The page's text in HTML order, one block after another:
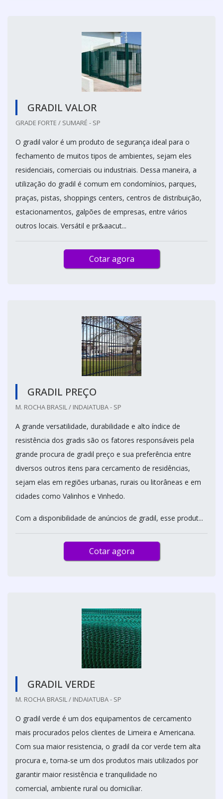
GRADIL VALOR
GRADE FORTE / SUMARÉ - SP
O gradil valor é um produto de segurança ideal para o
fechamento de muitos tipos de ambientes, sejam eles
residenciais, comerciais ou industriais. Dessa maneira, a
utilização do gradil é comum em condomínios, parques,
praças, pistas, shoppings centers, centros de distribuição,
estacionamentos, galpões de empresas, entre vários
outros locais. Versátil e pr&aacut...
Cotar agora
GRADIL PREÇO
M. ROCHA BRASIL / INDAIATUBA - SP
A grande versatilidade, durabilidade e alto índice de
resistência dos gradis são os fatores responsáveis pela
grande procura de gradil preço e sua preferência entre
diversos outros itens para cercamento de residências,
sejam elas em regiões urbanas, rurais ou litorâneas e em
cidades como Valinhos e Vinhedo.
Com a disponibilidade de anúncios de gradil, esse produt...
Cotar agora
GRADIL VERDE
M. ROCHA BRASIL / INDAIATUBA - SP
O gradil verde é um dos equipamentos de cercamento
mais procurados pelos clientes de Limeira e Americana.
Com sua maior resistencia, o gradil da cor verde tem alta
procura e, torna-se um dos produtos mais utilizados por
garantir maior resistência e tranquilidade no
comercial, ambiente rural ou domiciliar.